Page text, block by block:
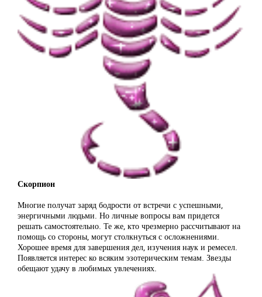
Скорпион
Многие получат заряд бодрости от встречи с успешными,
энергичными людьми. Но личные вопросы вам придется
решать самостоятельно. Те же, кто чрезмерно рассчитывают на
помощь со стороны, могут столкнуться с осложнениями.
Хорошее время для завершения дел, изучения наук и ремесел.
Появляется интерес ко всяким эзотерическим темам. Звезды
обещают удачу в любимых увлечениях.